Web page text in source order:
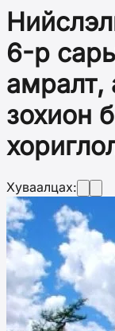
6-р
амралт,
зохион
Хуваалцах: